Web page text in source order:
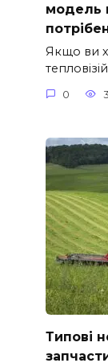
модель
Якщо ви
0 3
Типові